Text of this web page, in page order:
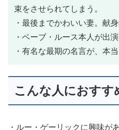
束をさせられてしまう。
・最後までかわいい妻。献
・ベーブ・ルース本人が出
・有名な最期の名言が、本
こんな人におすす
・ルー・ゲーリックに興味が